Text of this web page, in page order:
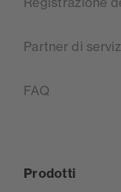
Partner di
FAQ
Prodotti